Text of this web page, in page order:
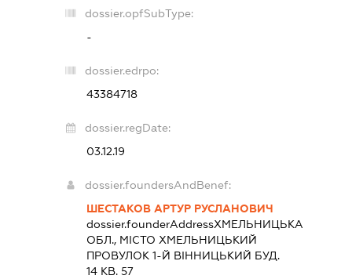
dossier.opfSubType:
-
dossier.edrpo:
43384718
dossier.regDate:
03.12.19
dossier.foundersAndBenef:
ШЕСТАКОВ АРТУР РУСЛАНОВИЧ
dossier.founderAddressХМЕЛЬНИЦЬКА
ОБЛ., МІСТО ХМЕЛЬНИЦЬКИЙ
ПРОВУЛОК 1-Й ВІННИЦЬКИЙ БУД.
14 КВ. 57